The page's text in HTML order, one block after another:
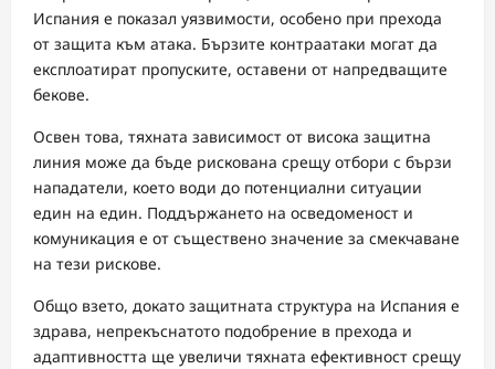
Испания е показал уязвимости, особено при прехода
от защита към атака. Бързите контраатаки могат да
експлоатират пропуските, оставени от напредващите
бекове.
Освен това, тяхната зависимост от висока защитна
линия може да бъде рискована срещу отбори с бързи
нападатели, което води до потенциални ситуации
един на един. Поддържането на осведоменост и
комуникация е от съществено значение за смекчаване
на тези рискове.
Общо взето, докато защитната структура на Испания е
здрава, непрекъснатото подобрение в прехода и
адаптивността ще увеличи тяхната ефективност срещу